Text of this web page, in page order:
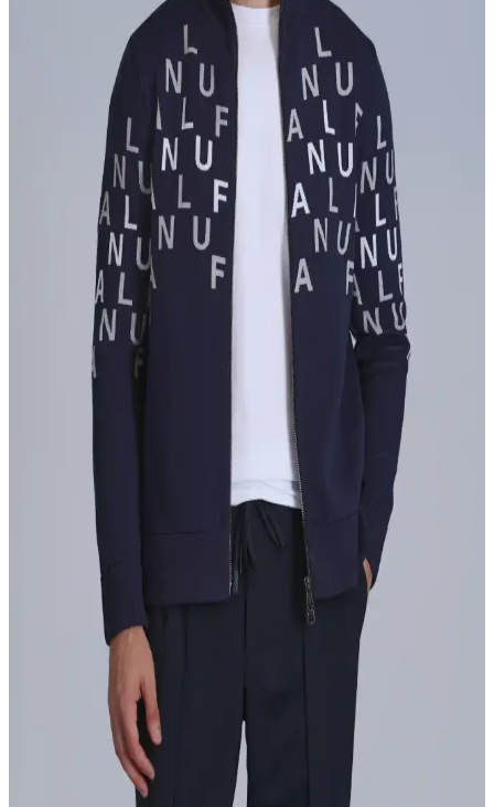
Siyah erkek eşofmanlar, şıklık ve konforu bir arada sunar, kolay
kombinlenir ve her mevsim kullanıma uygundur.
Kışlık Erkek Sweatshirtleri: Stil ve Konforu Bir
Arada Sunan Modeller
Kışlık erkek sweatshirtleri, sıcak tutan, dayanıklı ve şık tasarımlarla
gardırobunuzun vazgeçilmezleri arasında. Doğru model ve kaliteyle
soğuk havalarda rahat ve tarz sahibi olabilirsiniz.
Erkek Esnek Kumaş Pantolonların Özellikleri ve
Moda Dünyasındaki Yeri
Esnek kumaş pantolonlar, hareket özgürlüğü ve şıklık sunar.
Günümüzde moda trendleriyle uyumlu olan bu ürünler, dayanıklılık
ve uygun fiyat avantajlarıyla erkek giyiminde öne çıkıyor.
Eleven Markets Haki Erkek Polar Bere: Sıcak ve
Şık Kış Aksesuarı Seçenekleri
Eleven Markets'in haki renkli erkek polar bere modeli, yüksek sıcak
tutma kapasitesi ve şık tasarımıyla kış aylarında ideal bir tercih.
Rahat kullanımı ve bakım kolaylığıyla öne çıkar.
Lufian Turuncu Yelek: Modern Erkek Modasında
Şıklık ve Konforun Buluşması
Lufian’ın turuncu yeleği, yüksek kalite kumaşlar ve şık tasarımıyla
tarzınıza enerji katarken, fonksiyonel özellikleriyle de günlük
kullanımda konfor sağlar.
Lufian Özel Hırka Koleksiyonu: Moda ve Konforu
Bir Arada Sunan Tasarımlar
Lufian’ın geniş hırka koleksiyonu, farklı tarzlara uygun modelleri,
kalite ve şıklığı bir araya getirerek her mevsim ve tarzda ideal
seçenekler sunuyor.